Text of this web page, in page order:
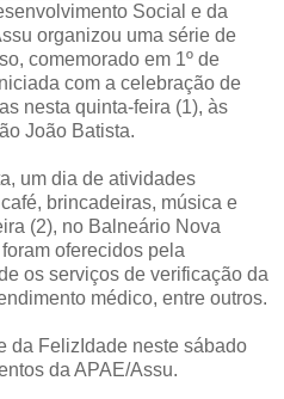
Social e da
organizou uma série de
comemorado em 1º de
com a celebração de
nesta quinta-feira (1), às
João Batista.
um dia de atividades
brincadeiras, música e
(2), no Balneário Nova
oferecidos pela
os serviços de verificação da
médico, entre outros.
da FelizIdade neste sábado
da APAE/Assu.